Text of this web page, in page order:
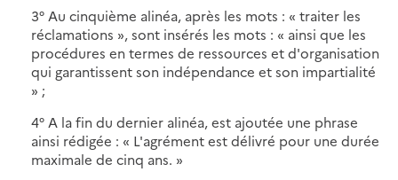
3° Au cinquième alinéa, après les mots : « traiter les
réclamations », sont insérés les mots : « ainsi que les
procédures en termes de ressources et d'organisation
qui garantissent son indépendance et son impartialité
» ;
4° A la fin du dernier alinéa, est ajoutée une phrase
ainsi rédigée : « L'agrément est délivré pour une durée
maximale de cinq ans. »